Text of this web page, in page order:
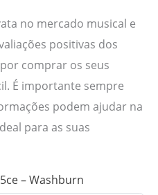
no mercado musical e
positivas dos
comprar os seus
É importante sempre
podem ajudar na
para as suas
– Washburn